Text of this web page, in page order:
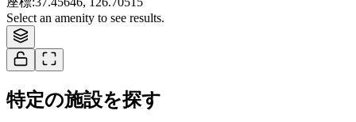
Select an amenity to see results.
Tiles © Esri — Source: Esri, i-cubed, USDA, USGS, AEX, GeoEye,
Getmapping, Aerogrid, IGN, IGP, and the GIS User Community
特定の施設を探す